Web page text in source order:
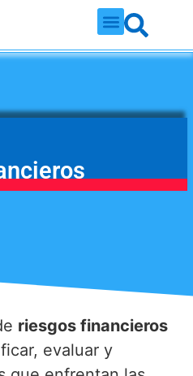
riesgos financieros
evaluar y